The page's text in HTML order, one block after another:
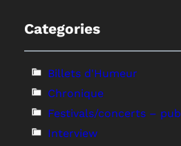
Categories
Billets d'Humeur
Chronique
Festivals/concerts – pub
Interview